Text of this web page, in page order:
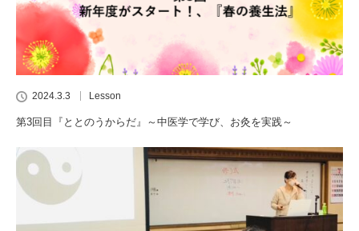
2024.3.3 Lesson
第3回目『ととのうからだ』～中医学で学び、お灸を実践～